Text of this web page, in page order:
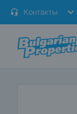
Контакты